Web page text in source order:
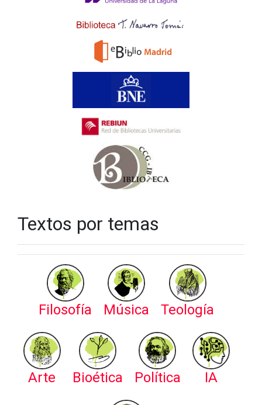
Textos por temas
Filosofía Música Teología
Arte Bioética Política IA